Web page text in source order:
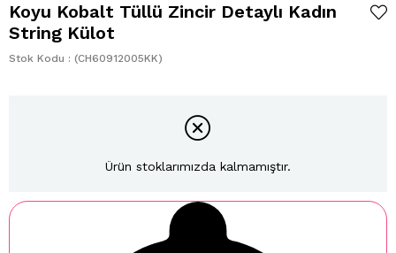
Koyu Kobalt Tüllü Zincir Detaylı Kadın
String Külot
Stok Kodu (CH60912005KK)
Ürün stoklarımızda kalmamıştır.